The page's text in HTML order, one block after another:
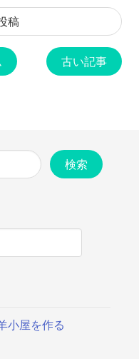
稿
古い記事
小屋を作る